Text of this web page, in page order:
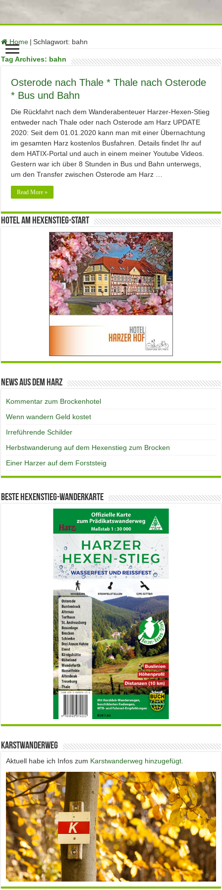
Home | Schlagwort: bahn
Tag Archives: bahn
Osterode nach Thale * Thale nach Osterode
* Bus und Bahn
Die Rückfahrt nach dem Wanderabenteuer Harzer-Hexen-Stieg
entweder nach Thale oder nach Osterode am Harz UPDATE
2020: Seit dem 01.01.2020 kann man mit einer Übernachtung
im gesamten Harz kostenlos Busfahren. Details findet Ihr auf
dem HATIX-Portal und auch in einem meiner Youtube Videos.
Gestern war ich über 8 Stunden in Bus und Bahn unterwegs,
um den Transfer zwischen Osterode am Harz …
Read More »
Hotel am Hexenstieg-Start
News aus dem Harz
Kommentar zum Brockenhotel
Wenn wandern Geld kostet
Irreführende Schilder
Herbstwanderung auf dem Hexenstieg zum Brocken
Einer Harzer auf dem Forststeig
Beste Hexenstieg-Wanderkarte
Karstwanderweg
Aktuell habe ich Infos zum Karstwanderweg hinzugefügt.